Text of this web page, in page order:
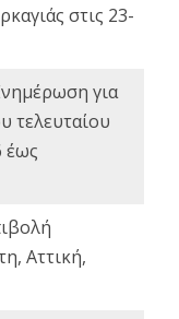
στις 23-
για
τελευταίου
έως
Αττική,